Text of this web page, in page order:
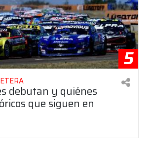
5
debutan y quiénes
que siguen en